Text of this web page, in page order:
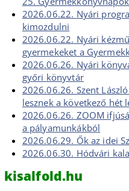
2026.06.22. Nyári
kimozdulni
2026.06.22. Nyári
gyermekeket a
2026.06.26. Nyári
győri könyvtár
2026.06.26. Szent
lesznek a következő hét
2026.06.26. ZOOM
a pályamunkákból
2026.06.29. Ők az idei
2026.06.30. Hódvári
kisalfold.hu